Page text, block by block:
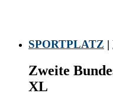
SPORTPLATZ |
Zweite
XL